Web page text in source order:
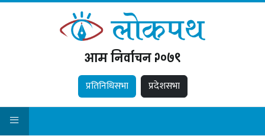
आम निर्वाचन २०७९
प्रतिनिधिसभा प्रदेशसभा